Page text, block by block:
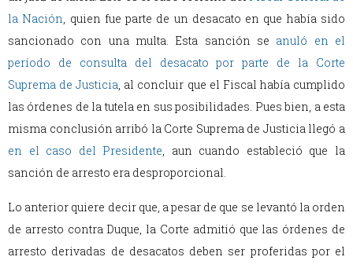
la Nación, quien fue parte de un desacato en que había sido
sancionado con una multa. Esta sanción se anuló en el
período de consulta del desacato por parte de la Corte
Suprema de Justicia, al concluir que el Fiscal había cumplido
las órdenes de la tutela en sus posibilidades. Pues bien, a esta
misma conclusión arribó la Corte Suprema de Justicia llegó a
en el caso del Presidente, aun cuando estableció que la
sanción de arresto era desproporcional.
Lo anterior quiere decir que, a pesar de que se levantó la orden
de arresto contra Duque, la Corte admitió que las órdenes de
arresto derivadas de desacatos deben ser proferidas por el